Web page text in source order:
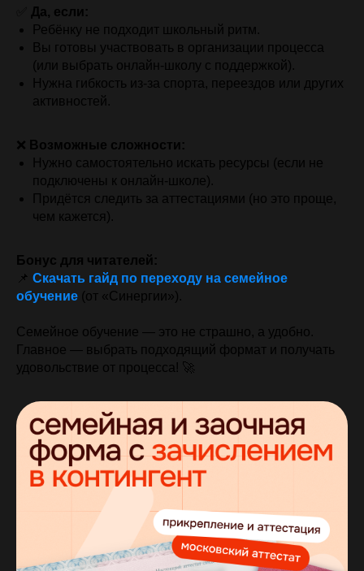
Да, если:
Ребёнку не подходит школьный ритм.
Вы готовы участвовать в организации процесса
(или выбрать онлайн-школу с поддержкой).
Нужна гибкость из-за спорта, переездов или других
активностей.
❌ Возможные сложности:
Нужно самостоятельно искать ресурсы (если не
подключены к онлайн-школе).
Придётся следить за аттестациями (но это проще,
чем кажется).
Бонус для читателей:
📌 Скачать гайд по переходу на семейное
обучение (от «Синергии»).
Семейное обучение — это не страшно, а удобно.
Главное — выбрать подходящий формат и получать
удовольствие от процесса! 🚀